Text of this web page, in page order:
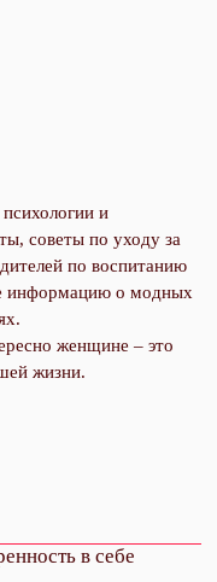
и
советы по уходу за
по воспитанию
информацию о модных
женщине – это
жизни.
в себе